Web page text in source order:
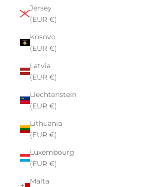
Jersey
(EUR €)
Kosovo
(EUR €)
Latvia
(EUR €)
Liechtenstein
(EUR €)
Lithuania
(EUR €)
Luxembourg
(EUR €)
Malta